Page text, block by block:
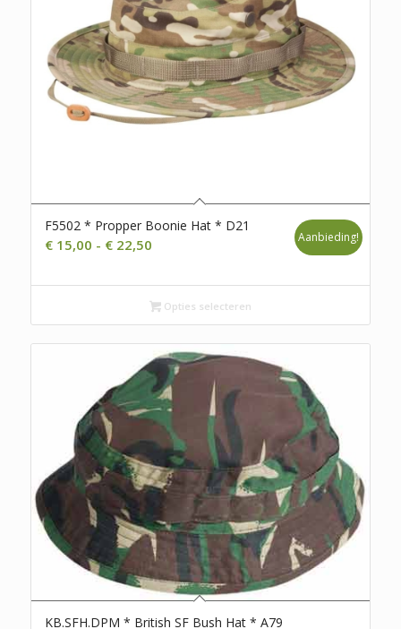
F5502 * Propper Boonie Hat * D21
€15,00 - €22,50Prijsklasse:
tot
€ 22,50
Aanbieding!
Opties selecteren
KB.SFH.DPM * British SF Bush Hat * A79